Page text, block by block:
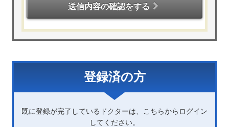
送信内容の確認をする
登録済の方
既に登録が完了しているドクターは、こちらからログイン
してください。